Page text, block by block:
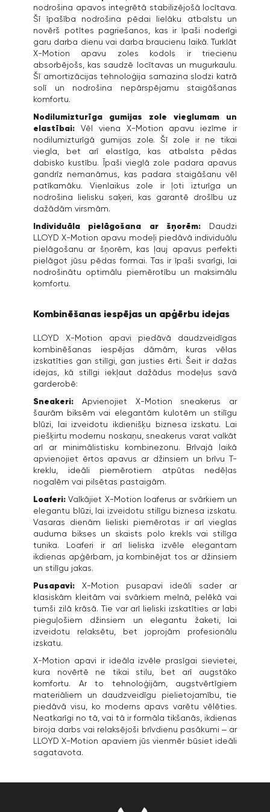
nodrošina apavos integrētā stabilizējošā locītava.
Šī īpašība nodrošina pēdai lielāku atbalstu un
novērš potītes pagriešanos, kas ir īpaši noderīgi
garu darba dienu vai darba braucienu laikā. Turklāt
X-Motion apavu zoles kodols ir triecienu
absorbējošs, kas saudzē locītavas un mugurkaulu.
Šī amortizācijas tehnoloģija samazina slodzi katrā
solī un nodrošina nepārspējamu staigāšanas
komfortu.
Nodilumizturīga gumijas zole vieglumam un
elastībai: Vēl viena X-Motion apavu iezīme ir
nodilumizturīgā gumijas zole. Šī zole ir ne tikai
viegla, bet arī elastīga, kas atbalsta pēdas
dabisko kustību. Īpaši vieglā zole padara apavus
gandrīz nemanāmus, kas padara staigāšanu vēl
patīkamāku. Vienlaikus zole ir ļoti izturīga un
nodrošina lielisku saķeri, kas garantē drošību uz
dažādām virsmām.
Individuāla pielāgošana ar šņorēm:Daudzi
LLOYD X-Motion apavu modeļi piedāvā individuālu
pielāgošanu ar šņorēm, kas ļauj apavus perfekti
pielāgot jūsu pēdas formai. Tas ir īpaši svarīgi, lai
nodrošinātu optimālu piemērotību un maksimālu
komfortu.
Kombinēšanas iespējas un apģērbu idejas
LLOYD X-Motion apavi piedāvā daudzveidīgas
kombinēšanas iespējas dāmām, kuras vēlas
izskatīties gan stilīgi, gan justies ērti. Šeit ir dažas
idejas, kā stilīgi iekļaut dažādus modeļus savā
garderobē:
Sneakeri: Apvienojiet X-Motion sneakerus ar
šaurām biksēm vai elegantām kulotēm un stilīgu
blūzi, lai izveidotu ikdienišķu biznesa izskatu. Lai
piešķirtu modernu noskaņu, sneakerus varat valkāt
arī ar minimālistisku kombinezonu. Brīvajā laikā
apvienojiet ērtos apavus ar džinsiem un brīvu T-
kreklu, ideāli piemērotiem atpūtas nedēļas
nogalēm vai pilsētas pastaigām.
Loaferi: Valkājiet X-Motion loaferus ar svārkiem un
elegantu blūzi, lai izveidotu stilīgu biznesa izskatu.
Vasaras dienām lieliski piemērotas ir arī vieglas
auduma bikses un skaists polo krekls vai stilīga
tunika. Loaferi ir arī lieliska izvēle elegantam
ikdienas apģērbam, ja kombinējat tos ar džinsiem
un stilīgu jakas.
Pusapavi: X-Motion pusapavi ideāli sader ar
klasiskām kleitām vai svārkiem melnā, pelēkā vai
tumši zilā krāsā. Tie var arī lieliski izskatīties ar labi
pieguļošiem džinsiem un elegantu žaketi, lai
izveidotu relaksētu, bet joprojām profesionālu
izskatu.
X-Motion apavi ir ideāla izvēle prasīgai sievietei,
kura novērtē ne tikai stilu, bet arī augstāko
komfortu. Ar to tehnoloģijām, augstvērtīgiem
materiāliem un daudzveidīgu pielietojamību, tie
piedāvā visu, ko moderns apavs varētu vēlēties.
Neatkarīgi no tā, vai tā ir formāla tikšanās, ikdienas
biroja darbs vai relaksējoši brīvdienu pasākumi – ar
LLOYD X-Motion apaviem jūs vienmēr būsiet ideāli
sagatavota.